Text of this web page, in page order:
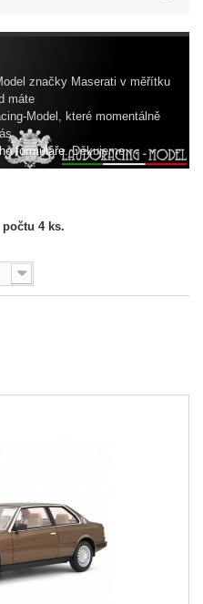
značky Maserati v měřítku
máte
Model, které momentálně
formuláře. Děkujeme.
4 ks.